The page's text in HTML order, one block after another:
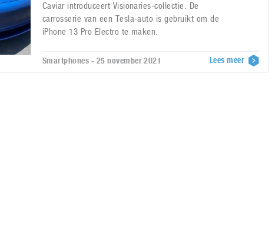
Caviar introduceert Visionaries-collectie. De
carrosserie van een Tesla-auto is gebruikt om de
iPhone 13 Pro Electro te maken.
Smartphones - 25 november 2021 Lees meer